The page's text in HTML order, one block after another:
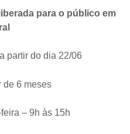
para o público em
partir do dia 22/06
de 6 meses
– 9h às 15h